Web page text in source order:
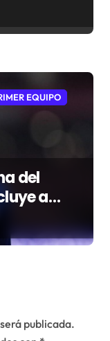
EQUIPO
del
a
publicada.